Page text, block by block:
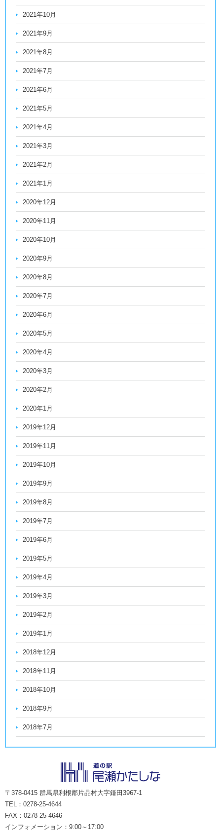
2021年10月
2021年9月
2021年8月
2021年7月
2021年6月
2021年5月
2021年4月
2021年3月
2021年2月
2021年1月
2020年12月
2020年11月
2020年10月
2020年9月
2020年8月
2020年7月
2020年6月
2020年5月
2020年4月
2020年3月
2020年2月
2020年1月
2019年12月
2019年11月
2019年10月
2019年9月
2019年8月
2019年7月
2019年6月
2019年5月
2019年4月
2019年3月
2019年2月
2019年1月
2018年12月
2018年11月
2018年10月
2018年9月
2018年7月
〒378-0415 群馬県利根郡片品村大字鎌田3967-1
TEL：0278-25-4644
FAX：0278-25-4646
インフォメーション：9:00～17:00